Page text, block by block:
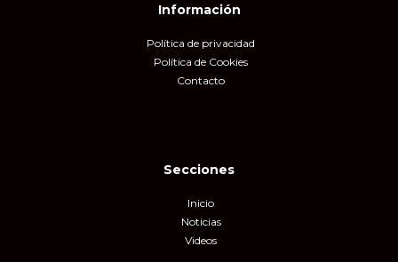
Información
Política de privacidad
Política de Cookies
Contacto
Secciones
Inicio
Noticias
Videos